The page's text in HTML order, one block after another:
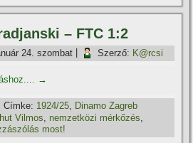
– FTC 1:2
24. szombat Szerző: K@rcsi
→
Címke: 1924/25
Dinamo Zagreb
Vilmos, nemzetközi mérkőzés,
most!